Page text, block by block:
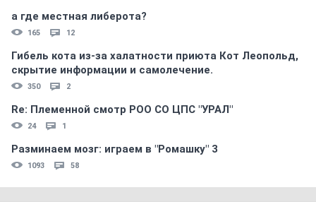
а где местная либерота?
165 12
Гибель кота из-за халатности приюта Кот Леопольд,
скрытиe информации и самолечение.
350 2
Re: Племеннoй смoтр РOO CO ЦПС "УРАЛ"
24 1
Разминаем мозг: играем в "Ромашку" 3
1093 58